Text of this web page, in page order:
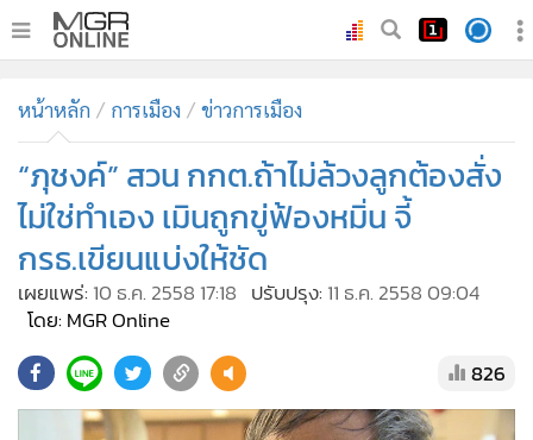
ทันเหตุการณ์
• ภาคใต้
• ภูมิภาค
Online Section
• บันเทิง
ผู้จัดการรายวัน
• ละคร
CbizReview
หน้าหลัก การเมือง ข่าวการเมือง
“ภุชงค์” สวน กกต.ถ้าไม่ล้วงลูกต้องสั่ง
ไม่ใช่ทำเอง เมินถูกขู่ฟ้องหมิ่น จี้
กรธ.เขียนแบ่งให้ชัด
เผยแพร่: 10 ธ.ค. 2558 17:18 ปรับปรุง: 11 ธ.ค. 2558 09:04
โดย: MGR Online
826